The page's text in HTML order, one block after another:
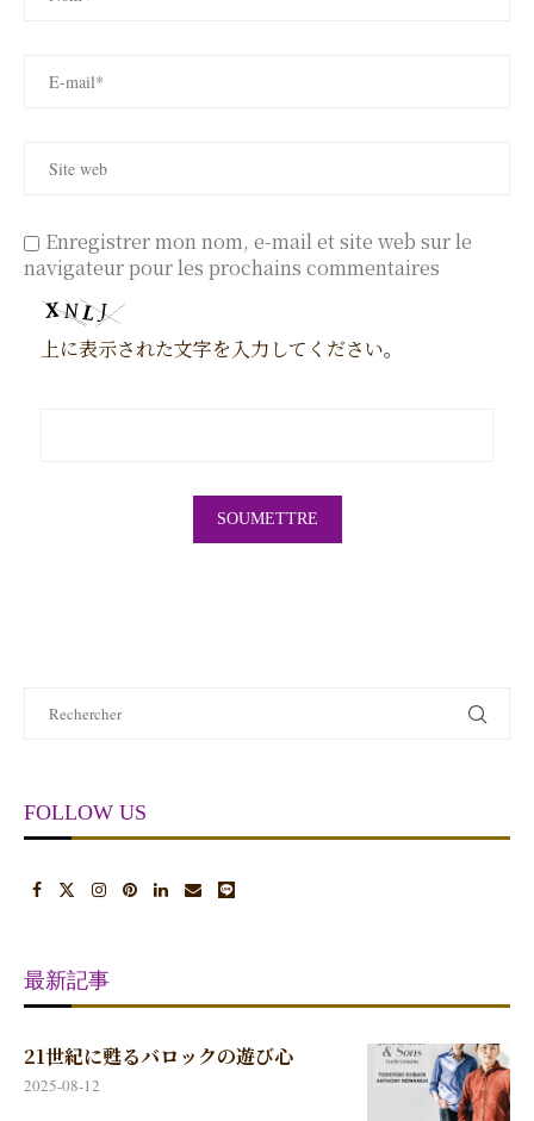
Enregistrer mon nom, e-mail et site web sur le
navigateur pour les prochains commentaires
上に表示された文字を入力してください。
FOLLOW US
最新記事
21世紀に甦るバロックの遊び心
2025-08-12